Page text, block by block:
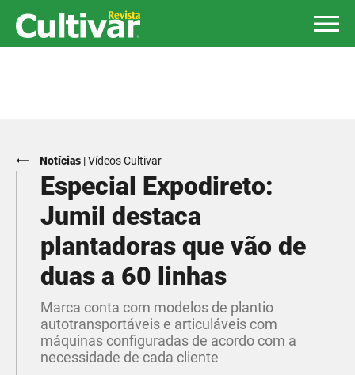
Notícias |Vídeos Cultivar
Especial Expodireto:
Jumil destaca
plantadoras que vão de
duas a 60 linhas
Marca conta com modelos de plantio
autotransportáveis e articuláveis com
máquinas configuradas de acordo com a
necessidade de cada cliente